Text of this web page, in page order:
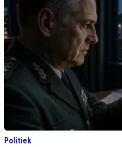
Politiek